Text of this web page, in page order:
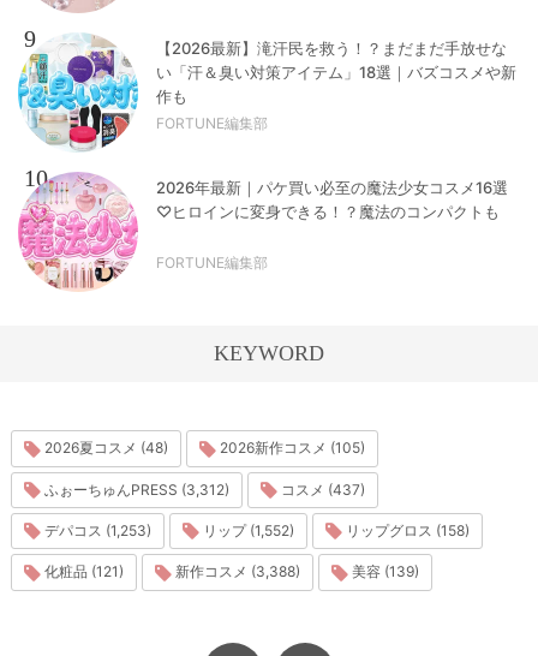
9
【2026最新】滝汗民を救う！？まだまだ手放せな
い「汗＆臭い対策アイテム」18選｜バズコスメや新
作も
FORTUNE編集部
10
2026年最新｜パケ買い必至の魔法少女コスメ16選
♡ヒロインに変身できる！？魔法のコンパクトも
FORTUNE編集部
KEYWORD
2026夏コスメ (48) 2026新作コスメ (105)
ふぉーちゅんPRESS (3,312) コスメ (437)
デパコス (1,253) リップ (1,552) リップグロス (158)
化粧品 (121) 新作コスメ (3,388) 美容 (139)